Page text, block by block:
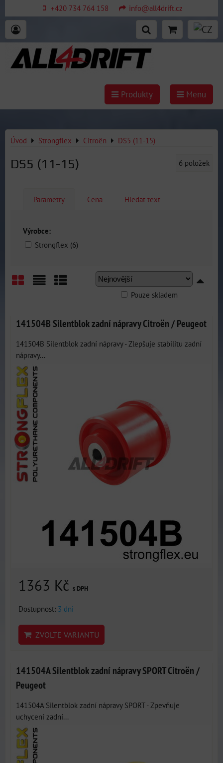
+420 734 764 158 info@all4drift.cz
Produkty Menu
Úvod Strongflex Citroën DS5 (11-15)
DS5 (11-15) 6 položek
Parametry Cena Hledat text
Výrobce:
Strongflex (6)
Pouze skladem
141504B Silentblok zadní nápravy Citroën / Peugeot
141504B Silentblok zadní nápravy - Zlepšuje stabilitu zadní
nápravy...
1363 Kč s DPH
Dostupnost: 3 dni
ZVOLTE VARIANTU
141504A Silentblok zadní nápravy SPORT Citroën /
Peugeot
141504A Silentblok zadní nápravy SPORT - Zpevňuje
uchycení zadní...